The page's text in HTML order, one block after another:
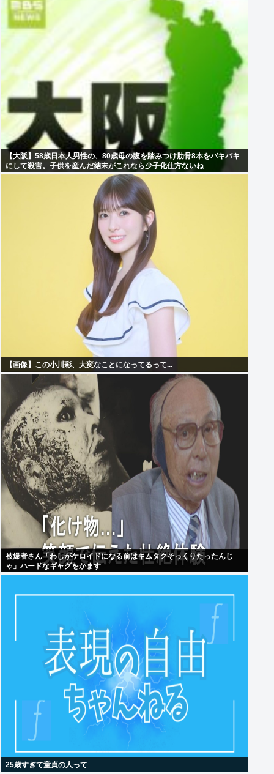
【大阪】58歳日本人男性の、80歳母の腹を踏みつけ肋骨8本をバキバキ
にして殺害。子供を産んだ結末がこれなら少子化仕方ないね
【画像】この小川彩、大変なことになってるって...
被爆者さん「わしがケロイドになる前はキムタクそっくりたったんじ
ゃ」ハードなギャグをかます
25歳すぎて童貞の人って